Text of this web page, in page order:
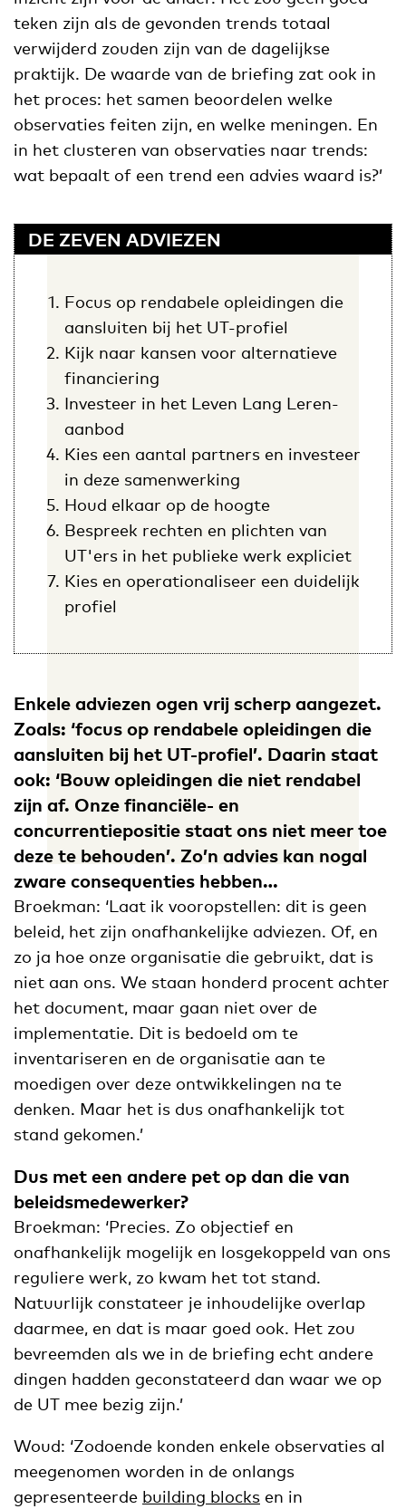
teken zijn als de gevonden trends totaal
verwijderd zouden zijn van de dagelijkse
praktijk. De waarde van de briefing zat ook in
het proces: het samen beoordelen welke
observaties feiten zijn, en welke meningen. En
in het clusteren van observaties naar trends:
wat bepaalt of een trend een advies waard is?’
DE ZEVEN ADVIEZEN
Focus op rendabele opleidingen die
aansluiten bij het UT-profiel
Kijk naar kansen voor alternatieve
financiering
Investeer in het Leven Lang Leren-
aanbod
Kies een aantal partners en investeer
in deze samenwerking
Houd elkaar op de hoogte
Bespreek rechten en plichten van
UT'ers in het publieke werk expliciet
Kies en operationaliseer een duidelijk
profiel
Enkele adviezen ogen vrij scherp aangezet.
Zoals: ‘focus op rendabele opleidingen die
aansluiten bij het UT-profiel’. Daarin staat
ook: ‘Bouw opleidingen die niet rendabel
zijn af. Onze financiële- en
concurrentiepositie staat ons niet meer toe
deze te behouden’. Zo’n advies kan nogal
zware consequenties hebben…
Broekman: ‘Laat ik vooropstellen: dit is geen
beleid, het zijn onafhankelijke adviezen. Of, en
zo ja hoe onze organisatie die gebruikt, dat is
niet aan ons. We staan honderd procent achter
het document, maar gaan niet over de
implementatie. Dit is bedoeld om te
inventariseren en de organisatie aan te
moedigen over deze ontwikkelingen na te
denken. Maar het is dus onafhankelijk tot
stand gekomen.’
Dus met een andere pet op dan die van
beleidsmedewerker?
Broekman: ‘Precies. Zo objectief en
onafhankelijk mogelijk en losgekoppeld van ons
reguliere werk, zo kwam het tot stand.
Natuurlijk constateer je inhoudelijke overlap
daarmee, en dat is maar goed ook. Het zou
bevreemden als we in de briefing echt andere
dingen hadden geconstateerd dan waar we op
de UT mee bezig zijn.’
Woud: ‘Zodoende konden enkele observaties al
meegenomen worden in de onlangs
gepresenteerde building blocks en in